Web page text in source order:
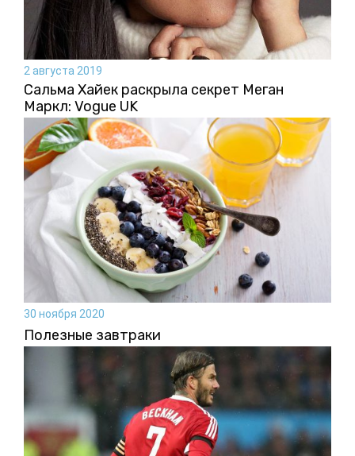
2 августа 2019
Сальма Хайек раскрыла секрет Меган
Маркл: Vogue UK
30 ноября 2020
Полезные завтраки